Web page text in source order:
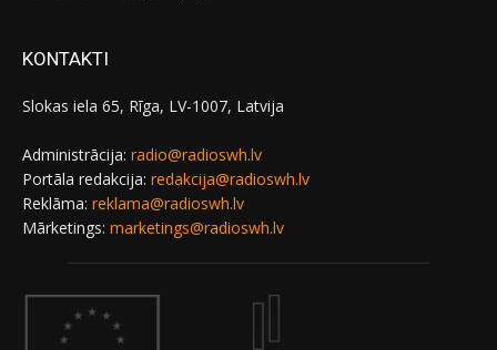
KONTAKTI
Slokas iela 65, Rīga, LV-1007, Latvija
Administrācija: radio@radioswh.lv
Portāla redakcija: redakcija@radioswh.lv
Reklāma: reklama@radioswh.lv
Mārketings: marketings@radioswh.lv